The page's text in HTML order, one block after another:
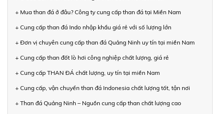
+ Mua than đá ở đâu? Công ty cung cấp than đá tại Miền Nam
+ Cung cấp than đá Indo nhập khẩu giá rẻ với số lượng lớn
+ Đơn vị chuyên cung cấp than đá Quảng Ninh uy tín tại miền Nam
+ Cung cấp than đốt lò hơi công nghiệp chất lượng, giá rẻ
+ Cung cấp THAN ĐÁ chất lượng, uy tín tại miền Nam
+ Cung cấp, vận chuyển than đá Indonesia chất lượng tốt, tận nơi
+ Than đá Quảng Ninh – Nguồn cung cấp than chất lượng cao